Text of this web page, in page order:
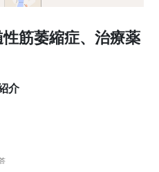
筋萎縮症、治療薬
介